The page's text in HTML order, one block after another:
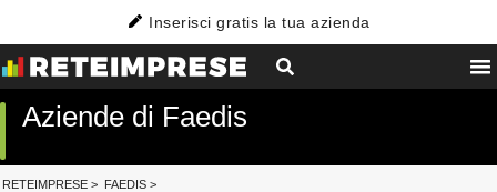
Inserisci gratis la tua azienda
Aziende di Faedis
RETEIMPRESE > FAEDIS >